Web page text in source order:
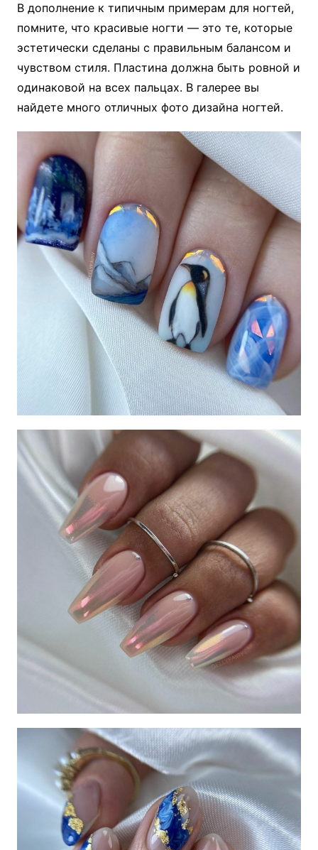
В дополнение к типичным примерам для ногтей,
помните, что красивые ногти — это те, которые
эстетически сделаны с правильным балансом и
чувством стиля. Пластина должна быть ровной и
одинаковой на всех пальцах. В галерее вы
найдете много отличных фото дизайна ногтей.